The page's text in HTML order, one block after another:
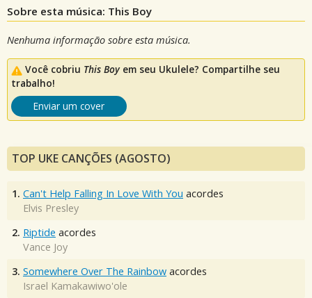
Sobre esta música: This Boy
Nenhuma informação sobre esta música.
Você cobriu This Boyem seu Ukulele? Compartilhe seu
trabalho!
Enviar um cover
TOP UKE CANÇÕES (AGOSTO)
1. Can't Help Falling In Love With You acordes
Elvis Presley
2. Riptide acordes
Vance Joy
3. Somewhere Over The Rainbow acordes
Israel Kamakawiwo'ole